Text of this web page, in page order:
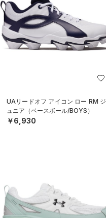
UAリードオフ アイコン ロー RM ジ
ュニア（ベースボール/BOYS）
￥6,930